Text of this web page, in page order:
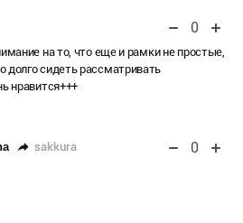
0
на то, что еще и рамки не простые,
долго сидеть рассматривать
нравится+++
sakkura 0